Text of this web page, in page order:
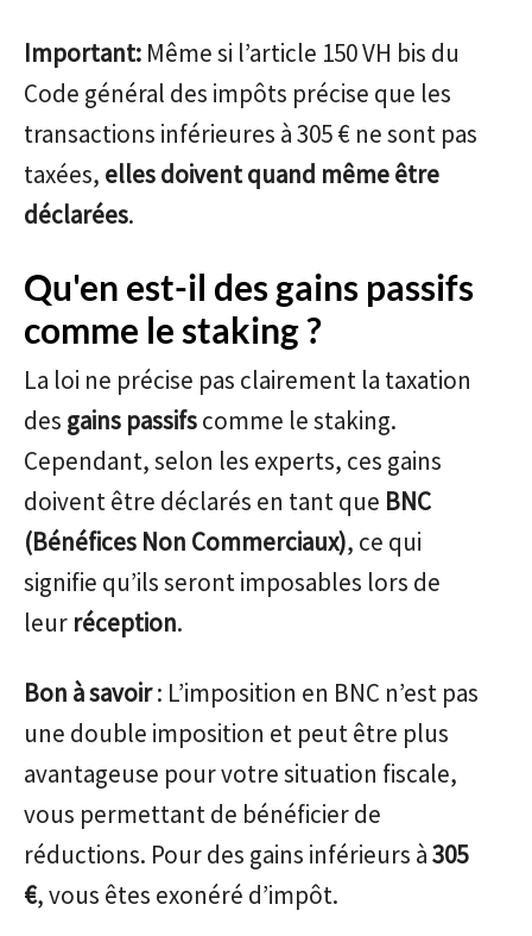
Important: Même si l’article 150 VH bis du
Code général des impôts précise que les
transactions inférieures à 305 € ne sont pas
taxées, elles doivent quand même être
déclarées.
Qu'en est-il des gains passifs
comme le staking ?
La loi ne précise pas clairement la taxation
des gains passifscomme le staking.
Cependant, selon les experts, ces gains
doivent être déclarés en tant que BNC
(Bénéfices Non Commerciaux), ce qui
signifie qu’ils seront imposables lors de
leur réception.
Bon à savoir: L’imposition en BNC n’est pas
une double imposition et peut être plus
avantageuse pour votre situation fiscale,
vous permettant de bénéficier de
réductions. Pour des gains inférieurs à305
€, vous êtes exonéré d’impôt.